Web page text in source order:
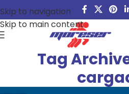
Skip to navigation
Skip to main content
Tag